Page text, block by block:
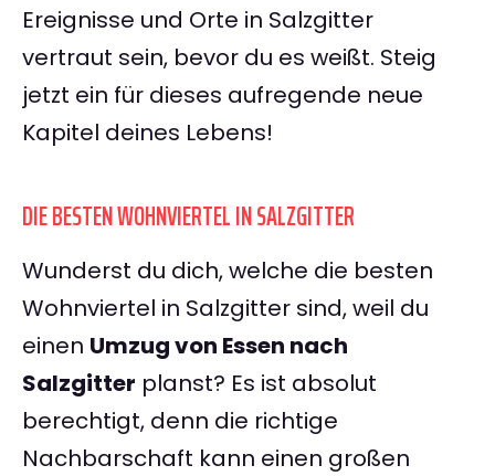
Ereignisse und Orte in Salzgitter
vertraut sein, bevor du es weißt. Steig
jetzt ein für dieses aufregende neue
Kapitel deines Lebens!
DIE BESTEN WOHNVIERTEL IN SALZGITTER
Wunderst du dich, welche die besten
Wohnviertel in Salzgitter sind, weil du
einen Umzug von Essen nach
Salzgitter planst? Es ist absolut
berechtigt, denn die richtige
Nachbarschaft kann einen großen